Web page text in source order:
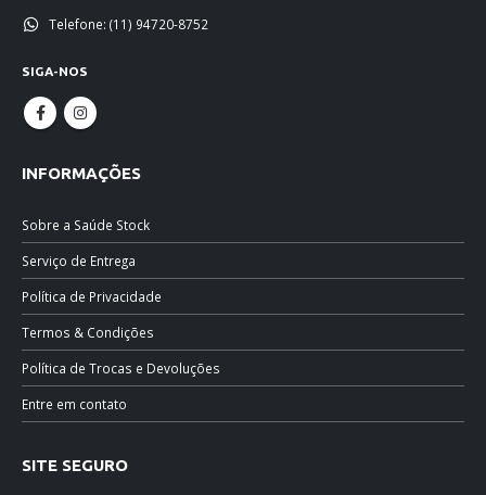
Telefone: (11) 94720-8752
SIGA-NOS
INFORMAÇÕES
Sobre a Saúde Stock
Serviço de Entrega
Política de Privacidade
Termos & Condições
Política de Trocas e Devoluções
Entre em contato
SITE SEGURO